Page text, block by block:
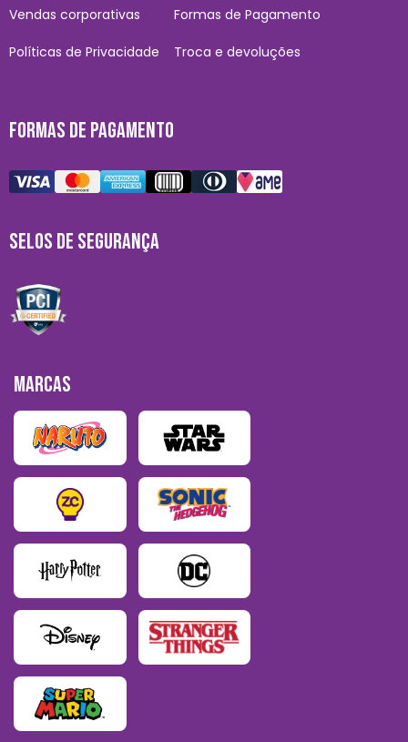
Vendas corporativas
Políticas de Privacidade
Formas de Pagamento
Troca e devoluções
FORMAS DE PAGAMENTO
SELOS DE SEGURANÇA
MARCAS